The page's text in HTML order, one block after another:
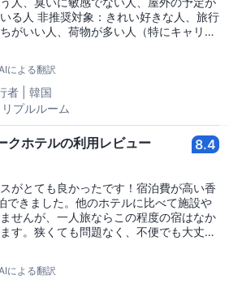
な人、旅行
がいい人、荷物が多い人（特にキャリー
ョンキングマンション宿泊施設ですが、
ンションでも二倍、三倍の値段の宿が多
フォーマンスの良い宿でした。 ほとん
より荷物を事前に預けることができるの
早すぎない場合に限ります。チェックイ
し、場所も非常に便利です。入る道を探
マンションの共通点なので、よく調べて
ここはE棟に位置しています。 狭くて物
不便に感じることがありましたが、本当
で、耐えられる範囲でした。できれば用
と思います。水圧が弱いです。
による翻訳
者
韓国
プルルーム
クホテルの利用レビュー 8.4
がとても良かったです！宿泊費が高い香
できました。他のホテルに比べて施設や
せんが、一人旅ならこの程度の宿はなか
す。狭くても問題なく、不便でも大丈夫
ユニークホテルに泊まるのも良いでしょ
た。エアコンと扇風機は（部屋が狭いの
による翻訳